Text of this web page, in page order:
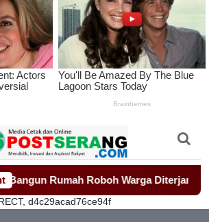
Rumah Roboh Warga Diterjang Puting
d4c29acad76ce94f